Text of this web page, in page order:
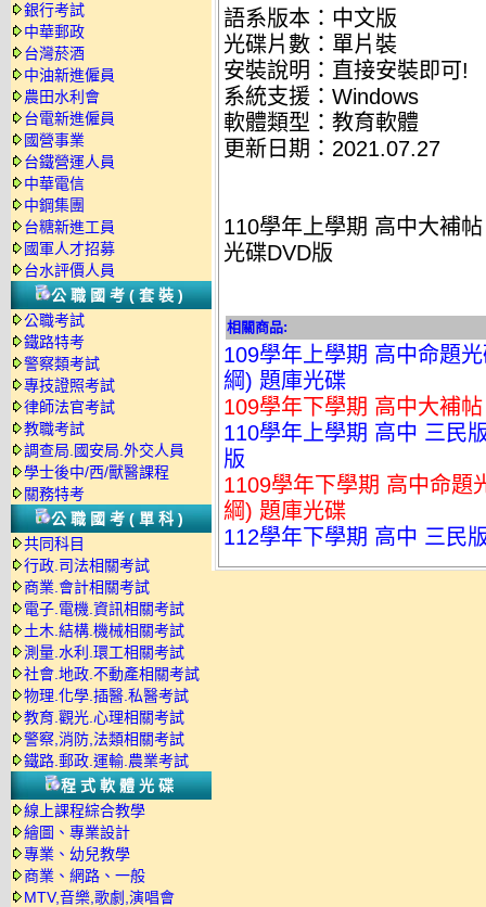
銀行考試
中華郵政
台灣菸酒
中油新進僱員
農田水利會
台電新進僱員
國營事業
台鐵營運人員
中華電信
中鋼集團
台糖新進工員
國軍人才招募
台水評價人員
公職國考(套裝)
公職考試
鐵路特考
警察類考試
專技證照考試
律師法官考試
教職考試
調查局.國安局.外交人員
學士後中/西/獸醫課程
關務特考
公職國考(單科)
共同科目
行政.司法相關考試
商業.會計相關考試
電子.電機.資訊相關考試
土木.結構.機械相關考試
測量.水利.環工相關考試
社會.地政.不動產相關考試
物理.化學.插醫.私醫考試
教育.觀光.心理相關考試
警察,消防,法類相關考試
鐵路.郵政.運輸.農業考試
程式軟體光碟
線上課程綜合教學
繪圖、專業設計
專業、幼兒教學
商業、網路、一般
MTV,音樂,歌劇,演唱會
語系版本：中文版
光碟片數：單片裝
安裝說明：直接安裝即可!
系統支援：Windows
軟體類型：教育軟體
更新日期：2021.07.27
110學年上學期 高中大補
光碟DVD版
相關商品:
109學年上學期 高中命題
綱) 題庫光碟
109學年下學期 高中大補
110學年上學期 高中 三民
版
1109學年下學期 高中命題
綱) 題庫光碟
112學年下學期 高中 三民